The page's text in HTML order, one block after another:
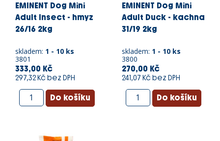
EMINENT Dog Mini
Adult Insect - hmyz
26/16 2kg
skladem: 1 - 10 ks
3801
333,00 Kč
297,32 Kč bez DPH
EMINENT Dog Mini
Adult Duck - kachna
31/19 2kg
skladem: 1 - 10 ks
3800
270,00 Kč
241,07 Kč bez DPH